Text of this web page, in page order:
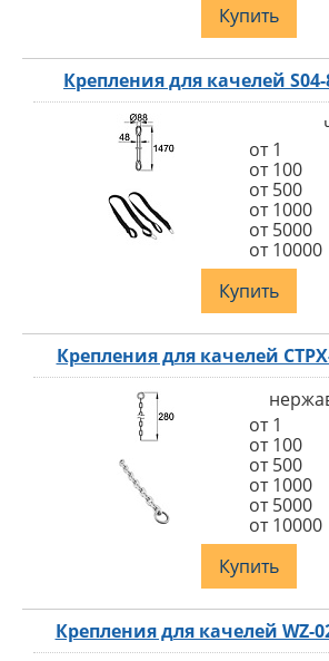
Купить
Крепления для качелей S04-
от 1
от 100
от 500
от 1000
от 5000
от 10000
Купить
Крепления для качелей
от 1
от 100
от 500
от 1000
от 5000
от 10000
Купить
Крепления для качелей WZ-